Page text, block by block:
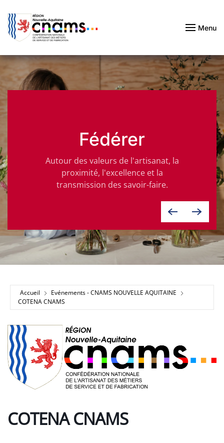
Passer au contenu principal Menu
Fédérer
Autour des valeurs de l'artisanat, la
proximité, l'excellence et la
transmission des savoir-faire.
Accueil
Evénements - CNAMS NOUVELLE AQUITAINE
COTENA CNAMS
COTENA CNAMS